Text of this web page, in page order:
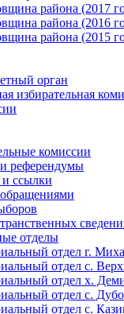
района (2017
района (2016
района (2015
орган
избирательная
комиссии
референдумы
ссылки
отделы
отдел г.
отдел с.
отдел х.
отдел с.
отдел с.